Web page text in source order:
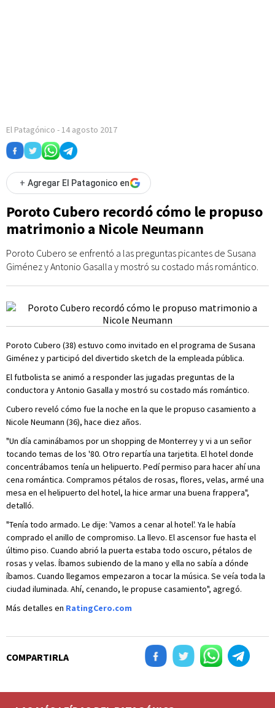
El Patagónico - 14 agosto 2017
+ Agregar El Patagonico en
Poroto Cubero recordó cómo le propuso
matrimonio a Nicole Neumann
Poroto Cubero se enfrentó a las preguntas picantes de Susana
Giménez y Antonio Gasalla y mostró su costado más romántico.
Poroto Cubero (38) estuvo como invitado en el programa de Susana
Giménez y participó del divertido sketch de la empleada pública.
El futbolista se animó a responder las jugadas preguntas de la
conductora y Antonio Gasalla y mostró su costado más romántico.
Cubero reveló cómo fue la noche en la que le propuso casamiento a
Nicole Neumann (36), hace diez años.
"Un día caminábamos por un shopping de Monterrey y vi a un señor
tocando temas de los '80. Otro repartía una tarjetita. El hotel donde
concentrábamos tenía un helipuerto. Pedí permiso para hacer ahí una
cena romántica. Compramos pétalos de rosas, flores, velas, armé una
mesa en el helipuerto del hotel, la hice armar una buena frappera",
detalló.
"Tenía todo armado. Le dije: 'Vamos a cenar al hotel'. Ya le había
comprado el anillo de compromiso. La llevo. El ascensor fue hasta el
último piso. Cuando abrió la puerta estaba todo oscuro, pétalos de
rosas y velas. Íbamos subiendo de la mano y ella no sabía a dónde
íbamos. Cuando llegamos empezaron a tocar la música. Se veía toda la
ciudad iluminada. Ahí, cenando, le propuse casamiento", agregó.
Más detalles en RatingCero.com
COMPARTIRLA